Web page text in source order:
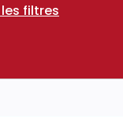
les filtres
filtres